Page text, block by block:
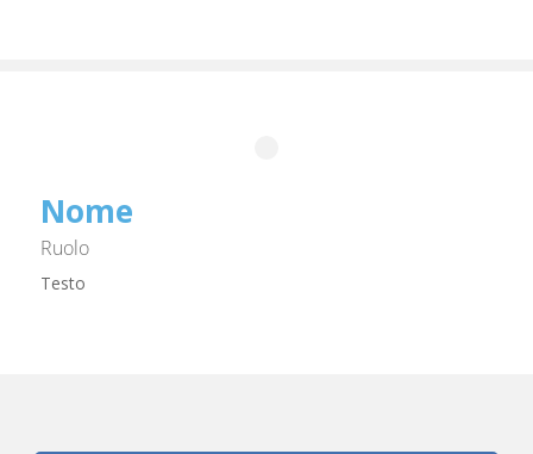
Nome
Ruolo
Testo